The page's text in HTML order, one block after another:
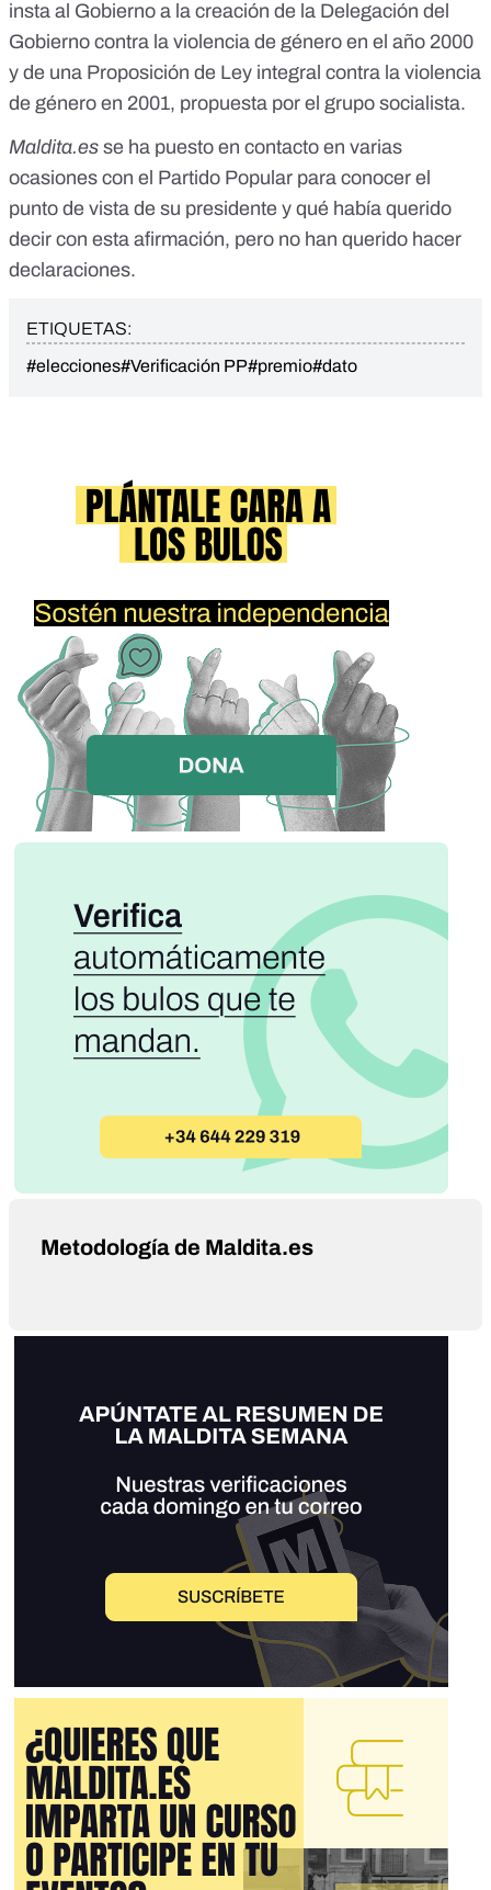
insta al Gobierno a la creación de la Delegación del
Gobierno contra la violencia de género en el año 2000
y de una Proposición de Ley integral contra la violencia
de género en 2001, propuesta por el grupo socialista.
Maldita.es se ha puesto en contacto en varias
ocasiones con el Partido Popular para conocer el
punto de vista de su presidente y qué había querido
decir con esta afirmación, pero no han querido hacer
declaraciones.
ETIQUETAS:
#elecciones#Verificación PP#premio#dato
Metodología de Maldita.es